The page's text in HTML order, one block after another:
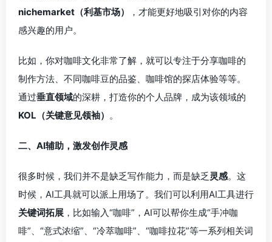
nichemarket（利基市场）
，才能更好地吸引对你的内容
感兴趣的用户。
比如，你对咖啡文化非常了解，就可以专注于分享咖啡的
制作方法、不同咖啡豆的品鉴、咖啡馆的探店体验等等。
通过垂直领域的深耕，打造你的个人品牌，成为该领域的
KOL（关键意见领袖） 。
二、AI辅助，激发创作灵感
很多时候，我们并不是缺乏写作能力，而是缺乏灵感。这
时候，AI工具就可以派上用场了。我们可以利用AI工具进行
关键词拓展 ，比如输入“咖啡”，AI可以帮你生成“手冲咖
啡”、“意式浓缩”、“冷萃咖啡”、“咖啡拉花”等一系列相关词